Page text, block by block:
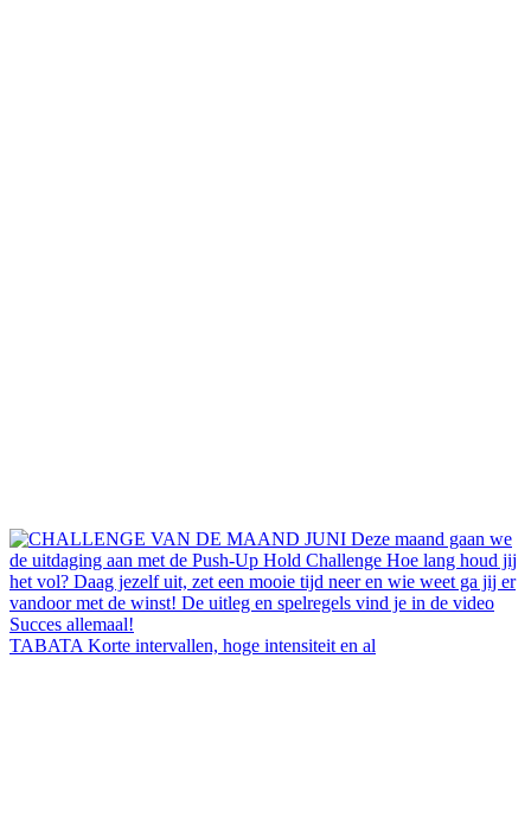
TABATA Korte intervallen, hoge intensiteit en al